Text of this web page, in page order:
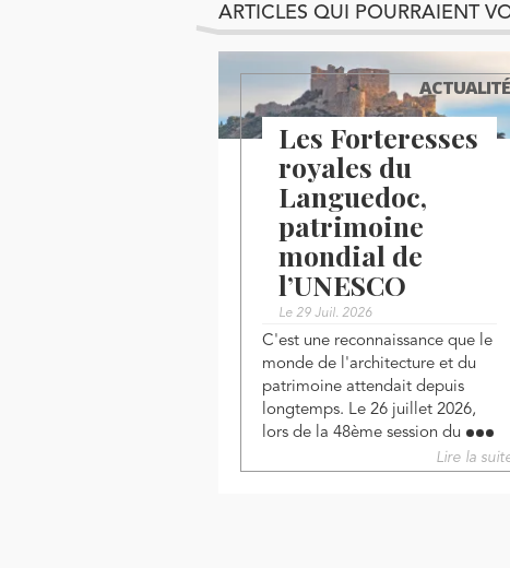
ARTICLES QUI POURRAIENT
ACTUALITÉ
Les Forteresses
royales du
Languedoc,
patrimoine
mondial de
l’UNESCO
Le 29 Juil. 2026
C'est une reconnaissance que le
monde de l'architecture et du
patrimoine attendait depuis
longtemps. Le 26 juillet 2026,
lors de la 48ème session du
Lire la